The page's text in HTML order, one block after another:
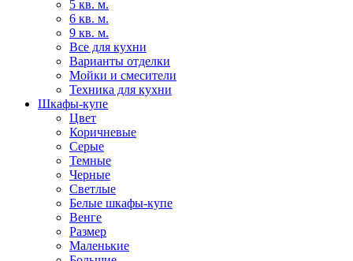
5 кв. м.
6 кв. м.
9 кв. м.
Все для кухни
Варианты отделки
Мойки и смесители
Техника для кухни
Шкафы-купе
Цвет
Коричневые
Серые
Темные
Черные
Светлые
Белые шкафы-купе
Венге
Размер
Маленькие